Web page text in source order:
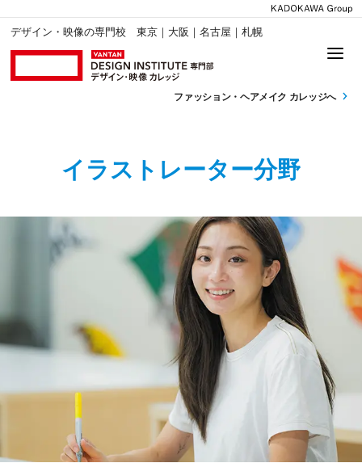
デザイン・映像の専門校 東京｜大阪｜名古屋｜札幌
ファッション・ ヘアメイク カレッジへ
イラストレーター分野